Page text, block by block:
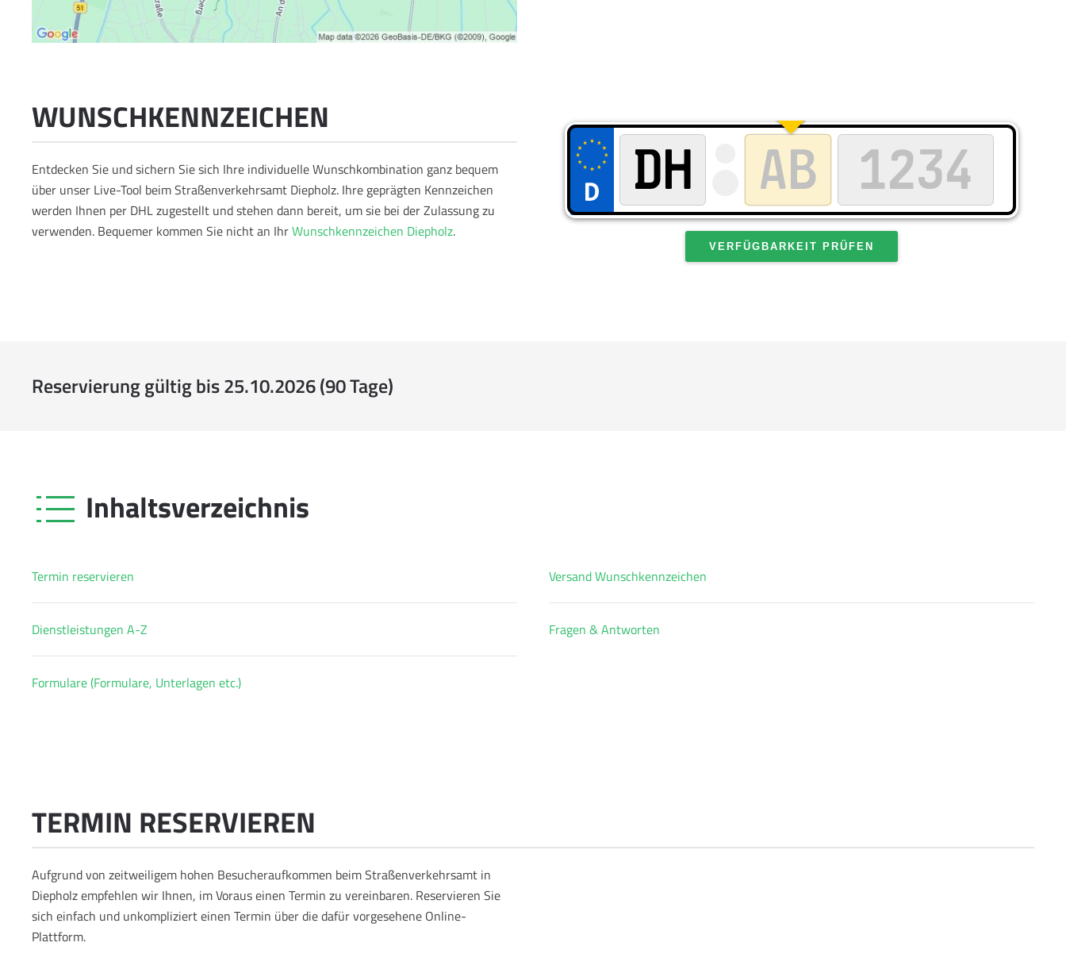
WUNSCHKENNZEICHEN
Entdecken Sie und sichern Sie sich Ihre individuelle Wunschkombination ganz bequem
über unser Live-Tool beim Straßenverkehrsamt Diepholz. Ihre geprägten Kennzeichen
werden Ihnen per DHL zugestellt und stehen dann bereit, um sie bei der Zulassung zu
verwenden. Bequemer kommen Sie nicht an IhrWunschkennzeichen Diepholz.
VERFÜGBARKEIT PRÜFEN
Reservierung gültig bis 25.10.2026 (90 Tage)
Inhaltsverzeichnis
Termin reservieren
Dienstleistungen A-Z
Formulare (Formulare, Unterlagen etc.)
Versand Wunschkennzeichen
Fragen & Antworten
TERMIN RESERVIEREN
Aufgrund von zeitweiligem hohen Besucheraufkommen beim Straßenverkehrsamt in
Diepholz empfehlen wir Ihnen, im Voraus einen Termin zu vereinbaren. Reservieren Sie
sich einfach und unkompliziert einen Termin über die dafür vorgesehene Online-
Plattform.